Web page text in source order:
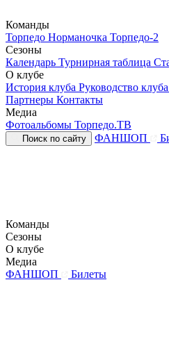
Команды
Торпедо Норманочка Торпедо-2
Сезоны
Календарь Турнирная таблица
О клубе
История клуба Руководство клуба
Партнеры Контакты
Медиа
Фотоальбомы Торпедо.ТВ
Поиск по сайту ФАНШОП
Команды
Сезоны
О клубе
Медиа
ФАНШОП
Билеты